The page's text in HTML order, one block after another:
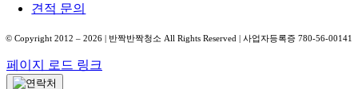
견적 문의
© Copyright 2012 – 2026 | 반짝반짝청소 All Rights Reserved | 사업자등록증 780-56-00141
페이지 로드 링크